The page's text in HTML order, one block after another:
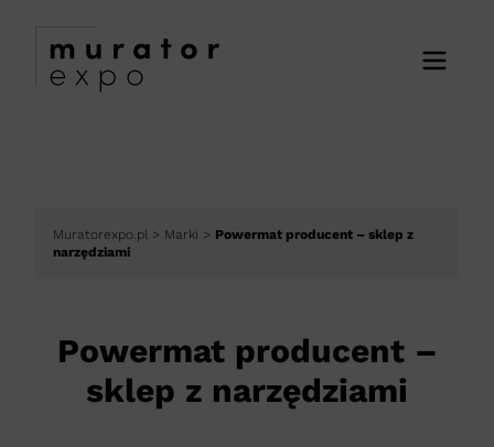
Muratorexpo.pl > Marki > Powermat producent – sklep z
narzędziami
Powermat producent –
sklep z narzędziami